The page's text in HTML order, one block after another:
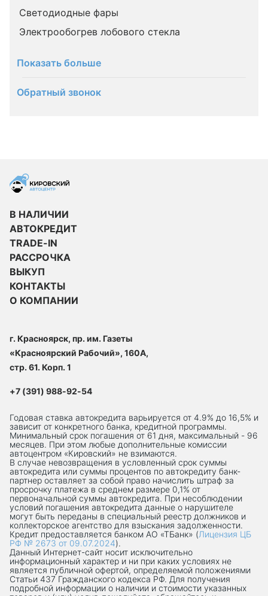
Светодиодные фары
Электрообогрев лобового стекла
Показать больше
Обратный звонок
В НАЛИЧИИ
АВТОКРЕДИТ
TRADE-IN
РАССРОЧКА
ВЫКУП
КОНТАКТЫ
О КОМПАНИИ
г. Красноярск, пр. им. Газеты
«Красноярский Рабочий», 160А,
стр. 61. Корп. 1
+7 (391) 988-92-54
Годовая ставка автокредита варьируется от 4.9% до 16,5% и
зависит от конкретного банка, кредитной программы.
Минимальный срок погашения от 61 дня, максимальный - 96
месяцев. При этом любые дополнительные комиссии
автоцентром «Кировский» не взимаются.
В случае невозвращения в условленный срок суммы
автокредита или суммы процентов по автокредиту банк-
партнер оставляет за собой право начислить штраф за
просрочку платежа в среднем размере 0,1% от
первоначальной суммы автокредита. При несоблюдении
условий погашения автокредита данные о нарушителе
могут быть переданы в специальный реестр должников и
коллекторское агентство для взыскания задолженности.
Кредит предоставляется банком АО «ТБанк» (Лицензия ЦБ
РФ № 2673 от 09.07.2024).
Данный Интернет-сaйт носит исключительно
информационный характер и ни при каких условиях не
является публичной офертой, определяемой положениями
Статьи 437 Гражданского кодекса РФ. Для получения
подробной информации о наличии и стоимости указанных